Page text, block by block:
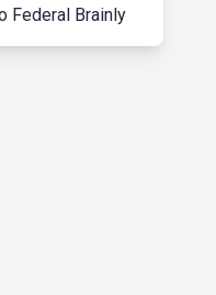
Federal Brainly